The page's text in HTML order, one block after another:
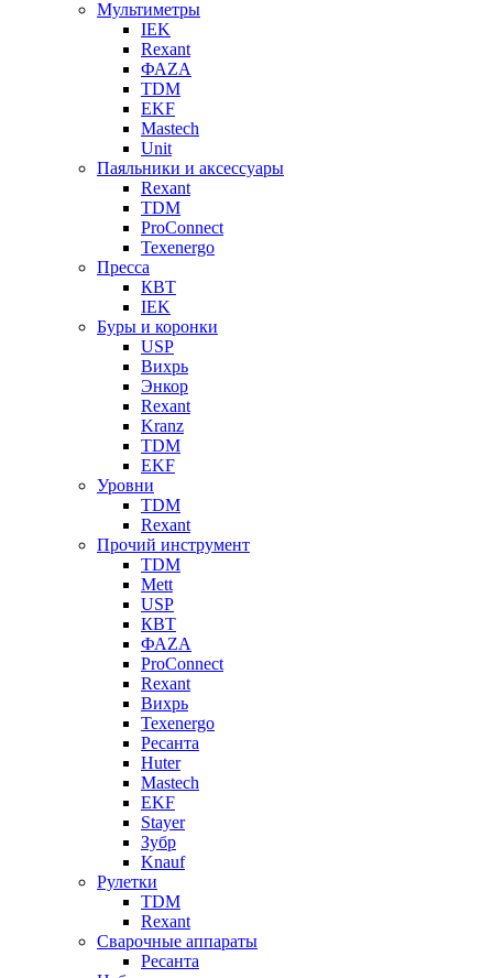
Мультиметры
IEK
Rexant
ФАZА
TDM
EKF
Mastech
Unit
Паяльники и аксессуары
Rexant
TDM
ProConnect
Texenergo
Пресса
КВТ
IEK
Буры и коронки
USP
Вихрь
Энкор
Rexant
Kranz
TDM
EKF
Уровни
TDM
Rexant
Прочий инструмент
TDM
Mett
USP
КВТ
ФАZА
ProConnect
Rexant
Вихрь
Texenergo
Ресанта
Huter
Mastech
EKF
Stayer
Зубр
Knauf
Рулетки
TDM
Rexant
Сварочные аппараты
Ресанта